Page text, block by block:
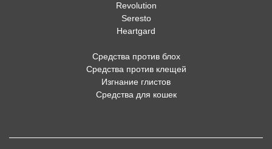
Revolution
Seresto
Heartgard
Средства против блох
Средства против клещей
Изгнание глистов
Средства для кошек